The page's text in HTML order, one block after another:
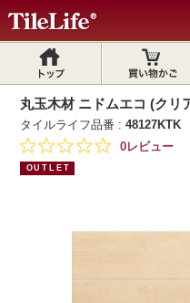
丸玉木材 ニドムエコ (クリ
タイルライフ品番 :48127KTK
0レビュー
OUTLET